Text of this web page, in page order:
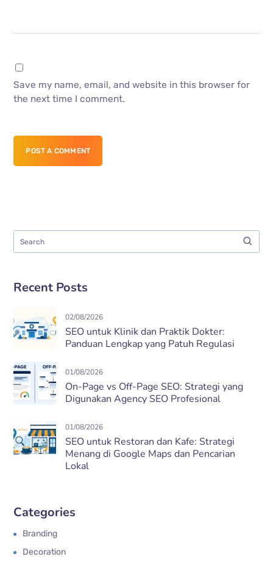
Save my name, email, and website in this browser for
the next time I comment.
POST A COMMENT
Recent Posts
02/08/2026
SEO untuk Klinik dan Praktik Dokter:
Panduan Lengkap yang Patuh Regulasi
01/08/2026
On-Page vs Off-Page SEO: Strategi yang
Digunakan Agency SEO Profesional
01/08/2026
SEO untuk Restoran dan Kafe: Strategi
Menang di Google Maps dan Pencarian
Lokal
Categories
Branding
Decoration